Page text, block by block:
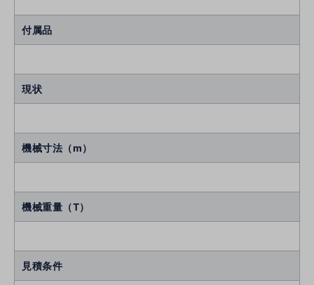
付属品
現状
機械寸法（m）
機械重量（T）
見積条件